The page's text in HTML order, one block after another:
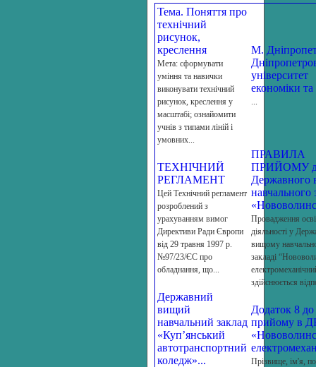
Тема. Поняття про
технічний
рисунок,
креслення
Мета: сформувати
уміння та навички
виконувати технічний
рисунок, креслення у
масштабі; ознайомити
учнів з типами ліній і
умовних...
М.
університет
економіки
ТЕХНІЧНИЙ
РЕГЛАМЕНТ
Цей Технічний регламент
розроблений з
урахуванням вимог
Директиви Ради Європи
від 29 травня 1997 р.
№97/23/ЄС про
обладнання, що...
ПРАВИЛА
ПРИЙОМУ
Державного
навчального
Провадження
діяльності у
вищому
закладі
здійснюється
Державний
вищий
навчальний заклад
«Куп’янський
автотранспортний
коледж»...
Додаток 8
прийому в
Прізвище, ім'я, по